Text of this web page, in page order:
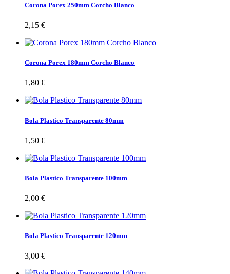
Corona Porex 250mm Corcho Blanco
2,15 €
Corona Porex 180mm Corcho Blanco
1,80 €
Bola Plastico Transparente 80mm
1,50 €
Bola Plastico Transparente 100mm
2,00 €
Bola Plastico Transparente 120mm
3,00 €